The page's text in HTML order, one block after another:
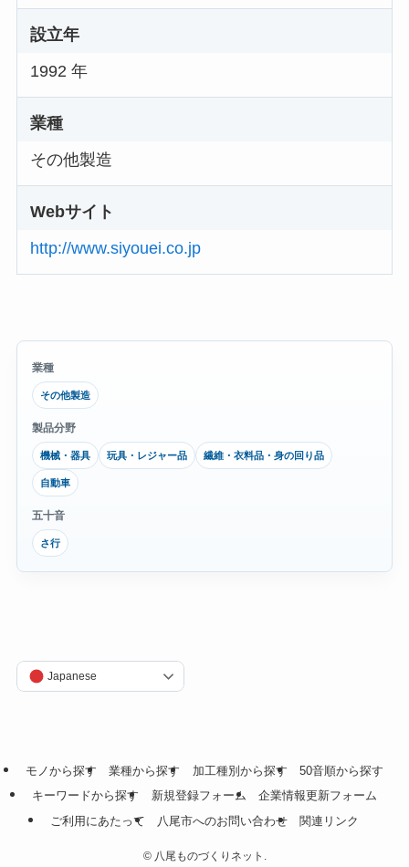
設立年
1992 年
業種
その他製造
Webサイト
http://www.siyouei.co.jp
業種
その他製造
製品分野
機械・器具 玩具・レジャー品 繊維・衣料品・身の回り品
自動車
五十音
さ行
Japanese
モノから探す 業種から探す 加工種別から探す
50音順から探す
キーワードから探す
新規登録フォーム
企業情報更新フォーム
ご利用にあたって
八尾市へのお問い合わせ 関連リンク
©八尾ものづくりネット.